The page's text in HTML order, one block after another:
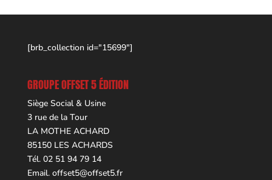
[brb_collection id="15699"]
GROUPE OFFSET 5 ÉDITION
Siège Social & Usine
3 rue de la Tour
LA MOTHE ACHARD
85150 LES ACHARDS
Tél. 02 51 94 79 14
Email. offset5@offset5.fr